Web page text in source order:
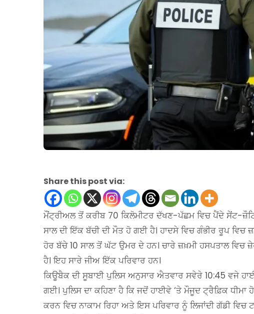
Share this post via:
ਮੌਂਟ੍ਰੀਅਲ ਤੋਂ ਕਰੀਬ 70 ਕਿਲੋਮੀਟਰ ਦੱਖਣ-ਪੱਛਮ ਵਿਚ ਪੈਂਦੇ ਸੇਂਟ-
ਸਾਲ ਦੀ ਇੱਕ ਬੱਚੀ ਦੀ ਮੌਤ ਹੋ ਗਈ ਹੈ। ਹਾਦਸੇ ਵਿਚ ਗੰਭੀਰ ਰੂਪ
ਹੋਰ ਬੱਚੇ 10 ਸਾਲ ਤੋਂ ਘੱਟ ਉਮਰ ਦੇ ਹਨ। ਚਾਰੇ ਜ਼ਖ਼ਮੀ ਹਸਪਤਾਲ ਵਿਚ
ਹੈ। ਇਹ ਸਾਰੇ ਜੀਅ ਇੱਕ ਪਰਿਵਾਰ ਹਨ।
ਕਿਊਬੈਕ ਦੀ ਸੂਬਾਈ ਪੁਲਿਸ ਅਨੁਸਾਰ ਐਤਵਾਰ ਸਵੇਰੇ 10:45 ਵਜੇ
ਗਈ। ਪੁਲਿਸ ਦਾ ਕਹਿਣਾ ਹੈ ਕਿ ਜਦੋਂ ਹਾਈਵੇ ‘ਤੇ ਮੌਜੂਦ ਟ੍ਰੈਫ਼ਿਕ
ਕਰਨ ਵਿਚ ਨਾਕਾਮ ਰਿਹਾ ਅਤੇ ਇਸ ਪਰਿਵਾਰ ਨੂੰ ਲਿਜਾਂਦੀ ਗੱਡੀ